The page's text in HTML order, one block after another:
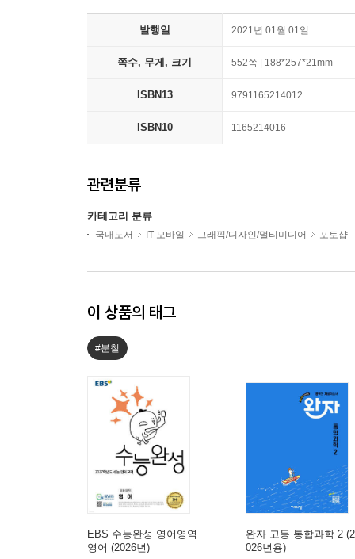
발행일 2021년 01월 01일
쪽수, 무게, 크기 552쪽 | 188*257*21mm
ISBN13 9791165214012
ISBN10 1165214016
관련분류
카테고리 분류
국내도서 IT 모바일 그래픽/디자인/멀티미디어 포토샵
이 상품의 태그
#분철
EBS 수능완성 영어영역
영어 (2026년)
완자 고등 통합과학 2 (2
026년용)